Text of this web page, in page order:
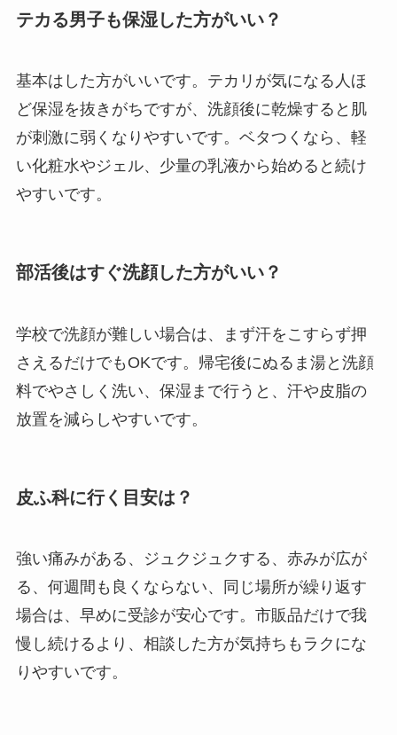
テカる男子も保湿した方がいい？
基本はした方がいいです。テカリが気になる人ほ
ど保湿を抜きがちですが、洗顔後に乾燥すると肌
が刺激に弱くなりやすいです。ベタつくなら、軽
い化粧水やジェル、少量の乳液から始めると続け
やすいです。
部活後はすぐ洗顔した方がいい？
学校で洗顔が難しい場合は、まず汗をこすらず押
さえるだけでもOKです。帰宅後にぬるま湯と洗顔
料でやさしく洗い、保湿まで行うと、汗や皮脂の
放置を減らしやすいです。
皮ふ科に行く目安は？
強い痛みがある、ジュクジュクする、赤みが広が
る、何週間も良くならない、同じ場所が繰り返す
場合は、早めに受診が安心です。市販品だけで我
慢し続けるより、相談した方が気持ちもラクにな
りやすいです。